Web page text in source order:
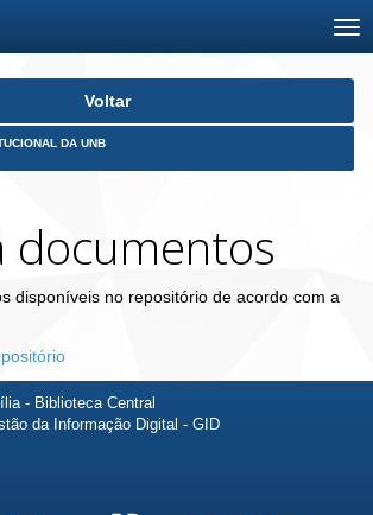
Voltar
DA UNB
documentos
disponíveis no repositório de acordo com a
- Biblioteca Central
da Informação Digital - GID